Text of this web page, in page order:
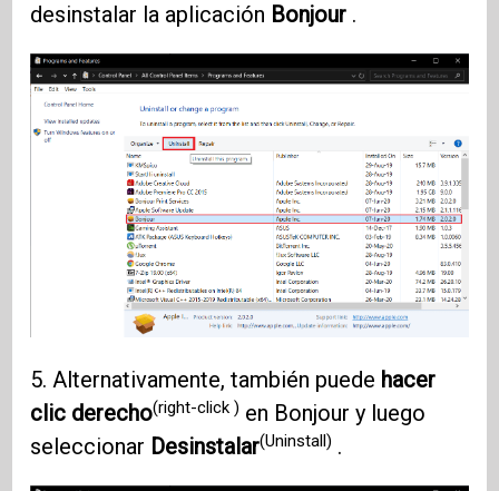
desinstalar la aplicación Bonjour .
5. Alternativamente, también puede hacer
clic derecho(right-click ) en Bonjour y luego
seleccionar Desinstalar(Uninstall) .